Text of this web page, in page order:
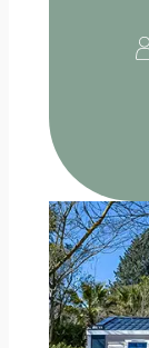
Lire la suite